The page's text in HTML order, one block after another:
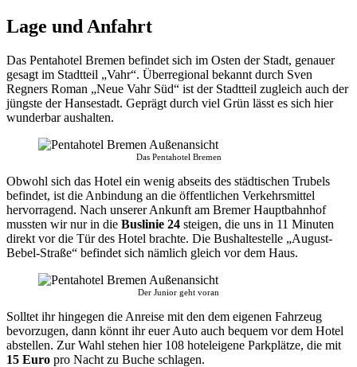
Lage und Anfahrt
Das Pentahotel Bremen befindet sich im Osten der Stadt, genauer
gesagt im Stadtteil „Vahr“. Überregional bekannt durch Sven
Regners Roman „Neue Vahr Süd“ ist der Stadtteil zugleich auch der
jüngste der Hansestadt. Geprägt durch viel Grün lässt es sich hier
wunderbar aushalten.
Das Pentahotel Bremen
Obwohl sich das Hotel ein wenig abseits des städtischen Trubels
befindet, ist die Anbindung an die öffentlichen Verkehrsmittel
hervorragend. Nach unserer Ankunft am Bremer Hauptbahnhof
mussten wir nur in die Buslinie 24 steigen, die uns in 11 Minuten
direkt vor die Tür des Hotel brachte. Die Bushaltestelle „August-
Bebel-Straße“ befindet sich nämlich gleich vor dem Haus.
Der Junior geht voran
Solltet ihr hingegen die Anreise mit den dem eigenen Fahrzeug
bevorzugen, dann könnt ihr euer Auto auch bequem vor dem Hotel
abstellen. Zur Wahl stehen hier 108 hoteleigene Parkplätze, die mit
15 Euro pro Nacht zu Buche schlagen.